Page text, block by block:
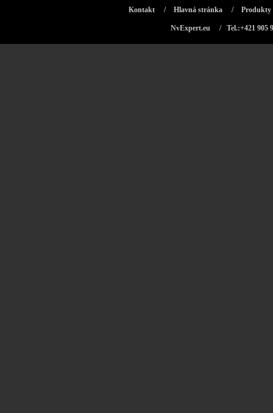
Kontakt / Hlavná stránka / Produkty
NvExpert.eu / Tel.:+421 905